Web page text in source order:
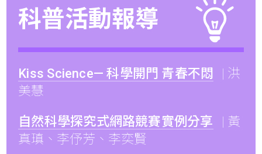
科普活動報導
Kiss Science— 科學開門 青春不悶
| 洪
美慧
自然科學探究式網路競賽實例分享
| 黃
真瑱、李伃芳、李奕賢